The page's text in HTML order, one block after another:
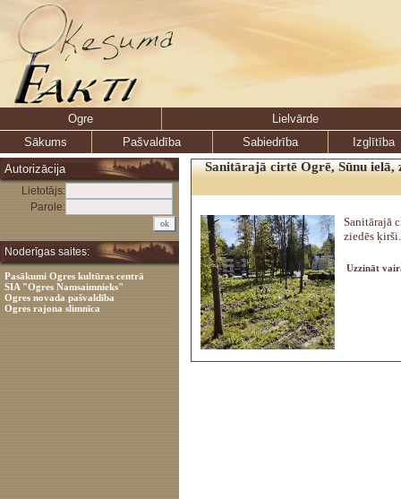
Ogre
Lielvārde
Sākums
Pašvaldība Sabiedrība
Izglītība
Autorizācija
Lietotājs:
Parole:
Noderīgas saites:
Pasākumi Ogres kultūras centrā
SIA "Ogres Namsaimnieks"
Ogres novada pašvaldība
Ogres rajona slimnīca
Sanitārajā cirtē Ogrē, Sūnu ielā,
Sanitārajā
ziedēs ķirši.
Uzzināt